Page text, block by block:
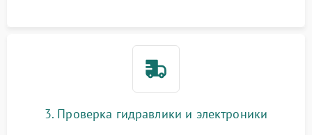
3. Проверка гидравлики и электроники